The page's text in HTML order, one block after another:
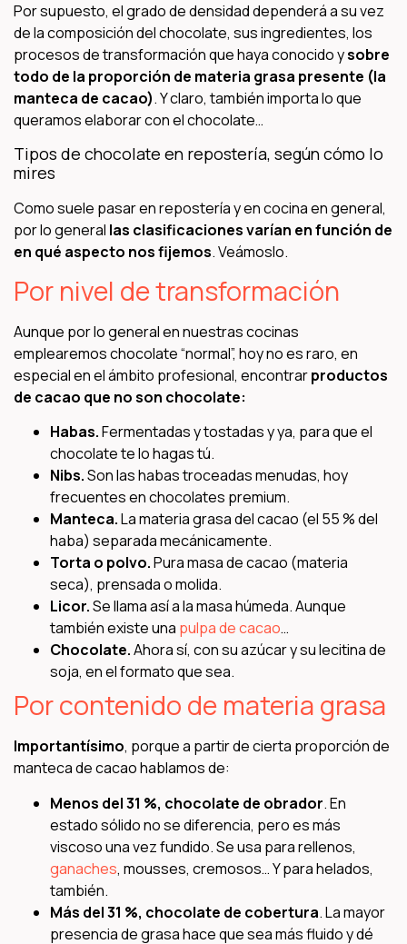
Por supuesto, el grado de densidad dependerá a su vez
de la composición del chocolate, sus ingredientes, los
procesos de transformación que haya conocido ysobre
todo de la proporción de materia grasa presente (la
manteca de cacao). Y claro, también importa lo que
queramos elaborar con el chocolate…
Tipos de chocolate en repostería, según cómo lo
mires
Como suele pasar en repostería y en cocina en general,
por lo general las clasificaciones varían en función de
en qué aspecto nos fijemos. Veámoslo.
Por nivel de transformación
Aunque por lo general en nuestras cocinas
emplearemos chocolate “normal”, hoy no es raro, en
especial en el ámbito profesional, encontrarproductos
de cacao que no son chocolate:
Habas.Fermentadas y tostadas y ya, para que el
chocolate te lo hagas tú.
Nibs.Son las habas troceadas menudas, hoy
frecuentes en chocolates premium.
Manteca.La materia grasa del cacao (el 55 % del
haba) separada mecánicamente.
Torta o polvo.Pura masa de cacao (materia
seca), prensada o molida.
Licor.Se llama así a la masa húmeda. Aunque
también existe una pulpa de cacao…
Chocolate.Ahora sí, con su azúcar y su lecitina de
soja, en el formato que sea.
Por contenido de materia grasa
Importantísimo, porque a partir de cierta proporción de
manteca de cacao hablamos de:
Menos del 31 %, chocolate de obrador. En
estado sólido no se diferencia, pero es más
viscoso una vez fundido. Se usa para rellenos,
ganaches, mousses, cremosos… Y para helados,
también.
Más del 31 %, chocolate de cobertura. La mayor
presencia de grasa hace que sea más fluido y dé